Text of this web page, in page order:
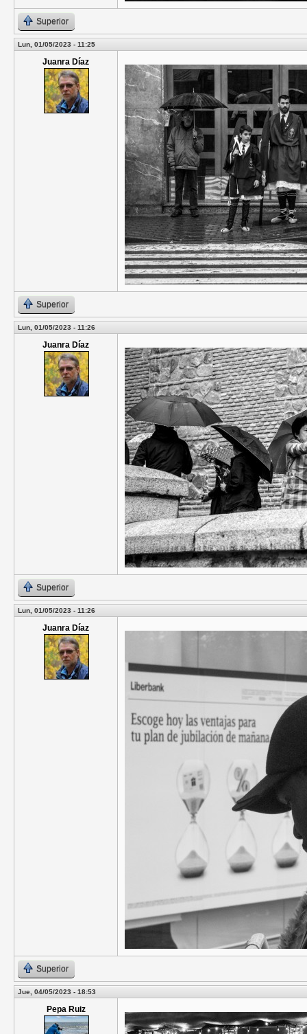
Superior
Lun, 01/05/2023 - 11:25
Juanra Díaz
Superior
Lun, 01/05/2023 - 11:26
Juanra Díaz
Superior
Lun, 01/05/2023 - 11:26
Juanra Díaz
Superior
Jue, 04/05/2023 - 18:53
Pepa Ruiz